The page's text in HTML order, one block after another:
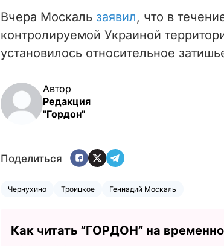
Вчера Москаль заявил, что в
контролируемой Украиной
установилось относительное
Автор
Редакция
"Гордон"
Поделиться
Чернухино Троицкое Геннадий Москаль
Как читать ”ГОРДОН” на